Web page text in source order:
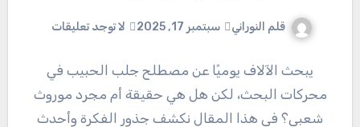
قلم النوراني سبتمبر 17, 2025 لا توجد تعليقات
يبحث الآلاف يوميًا عن مصطلح جلب الحبيب في
محركات البحث، لكن هل هي حقيقة أم مجرد موروث
شعبي؟ في هذا المقال نكشف جذور الفكرة وأحدث